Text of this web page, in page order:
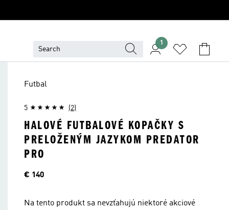
1
Futbal
5 (2)
HALOVÉ FUTBALOVÉ KOPAČKY S
PRELOŽENÝM JAZYKOM PREDATOR
PRO
Cena
€ 140
Na tento produkt sa nevzťahujú niektoré akciové